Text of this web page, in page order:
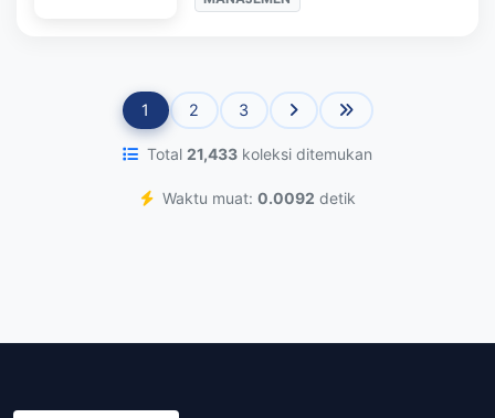
1 2 3
Total 21,433 koleksi ditemukan
Waktu muat: 0.0092 detik